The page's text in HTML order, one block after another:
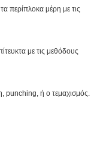
περίπλοκα μέρη με τις
με τις μεθόδους
punching, ή ο τεμαχισμός.